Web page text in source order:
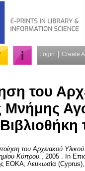
Login Create
του
Μνήμης
του Αρχειακού
Κύπρου.
, 2005 . In
ΕΟΚΑ, Λευκωσία